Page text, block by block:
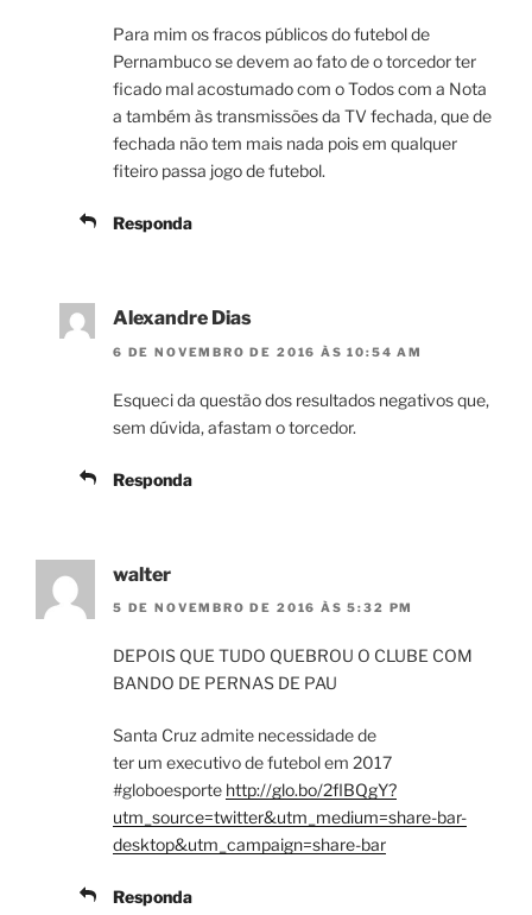
Para mim os fracos públicos do futebol de
Pernambuco se devem ao fato de o torcedor ter
ficado mal acostumado com o Todos com a Nota
a também às transmissões da TV fechada, que de
fechada não tem mais nada pois em qualquer
fiteiro passa jogo de futebol.
Responda
Alexandre Dias
6 DE NOVEMBRO DE 2016 ÀS 10:54 AM
Esqueci da questão dos resultados negativos que,
sem dúvida, afastam o torcedor.
Responda
walter
5 DE NOVEMBRO DE 2016 ÀS 5:32 PM
DEPOIS QUE TUDO QUEBROU O CLUBE COM
BANDO DE PERNAS DE PAU
Santa Cruz admite necessidade de
ter um executivo de futebol em 2017
#globoesporte http://glo.bo/2flBQgY?
utm_source=twitter&utm_medium=share-bar-
desktop&utm_campaign=share-bar
Responda